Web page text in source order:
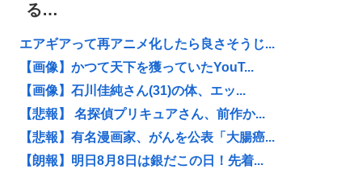
る…
エアギアって再アニメ化したら良さそうじ...
【画像】かつて天下を獲っていたYouT...
【画像】石川佳純さん(31)の体、エッ...
【悲報】 名探偵プリキュアさん、前作か...
【悲報】有名漫画家、がんを公表「大腸癌...
【朗報】明日8月8日は銀だこの日！先着...